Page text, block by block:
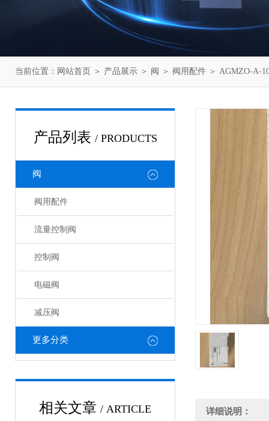
当前位置： 网站首页 ＞ 产品展示 ＞ 阀 ＞ 阀用配件 ＞ AGMZO-A-
产品列表 / PRODUCTS
阀
阀用配件
流量控制阀
控制阀
电磁阀
减压阀
更多分类
相关文章 / ARTICLE 详细说明：